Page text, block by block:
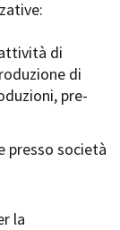
noi
- Scuola e
lavori in
di
di
pre-
presso società
la